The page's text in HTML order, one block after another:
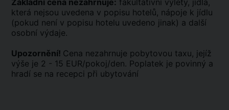
Základní cena nezahrnuje: fakultativní výlety, jídla,
která nejsou uvedena v popisu hotelů, nápoje k jídlu
(pokud není v popisu hotelu uvedeno jinak) a další
osobní výdaje.
Upozornění! Cena nezahrnuje pobytovou taxu, jejíž
výše je 2 - 15 EUR/pokoj/den. Poplatek je povinný a
hradí se na recepci při ubytování